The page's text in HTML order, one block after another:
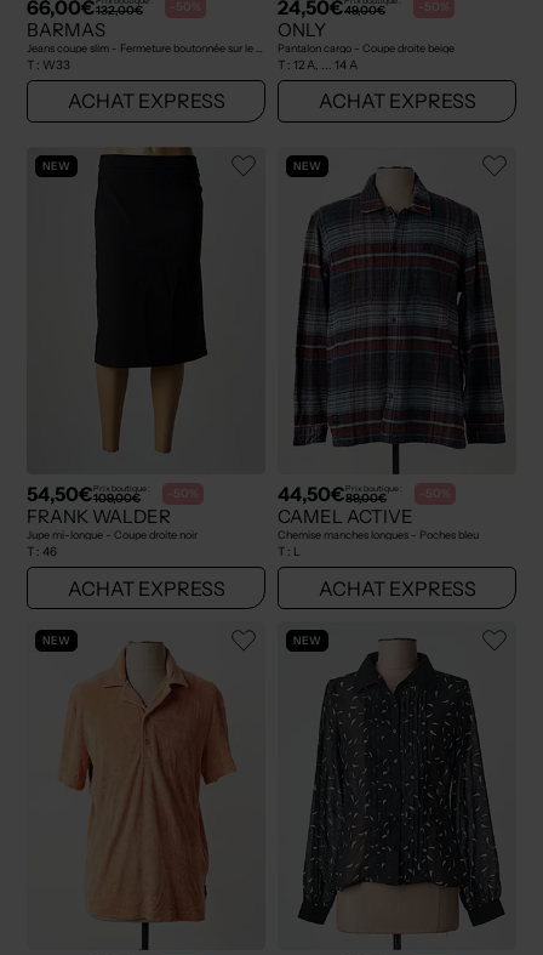
66,00€132,00€ -50%
BARMAS
T : W33
ACHAT EXPRESS
24,50€49,00€ -50%
ONLY
Pantalon cargo - Coupe droite beige
T : 12 A, ... 14 A
ACHAT EXPRESS
NEW
54,50€Prix boutique :
109,00€ -50%
FRANK WALDER
Jupe mi-longue - Coupe droite noir
T : 46
ACHAT EXPRESS
NEW
44,50€Prix boutique :
89,00€ -50%
CAMEL ACTIVE
Chemise manches longues - Poches bleu
T : L
ACHAT EXPRESS
NEW NEW